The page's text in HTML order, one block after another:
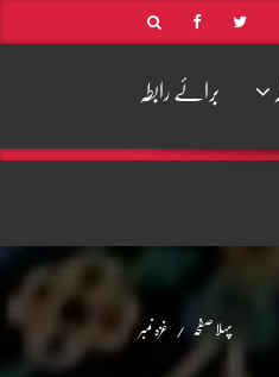
برائے رابطہ
پہلا صفحہ غزہ نمبر